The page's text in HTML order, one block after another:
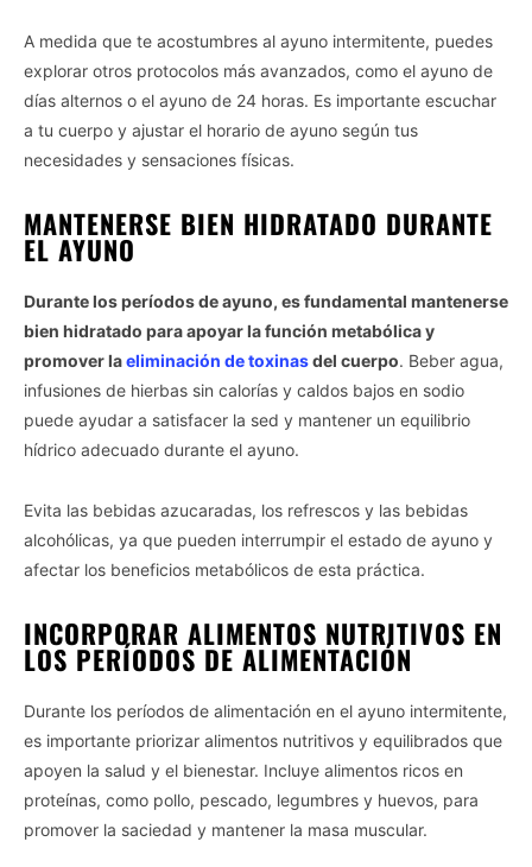
A medida que te acostumbres al ayuno intermitente, puedes
explorar otros protocolos más avanzados, como el ayuno de
días alternos o el ayuno de 24 horas. Es importante escuchar
a tu cuerpo y ajustar el horario de ayuno según tus
necesidades y sensaciones físicas.
MANTENERSE BIEN HIDRATADO DURANTE
EL AYUNO
Durante los períodos de ayuno, es fundamental mantenerse
bien hidratado para apoyar la función metabólica y
promover laeliminación de toxinasdel cuerpo. Beber agua,
infusiones de hierbas sin calorías y caldos bajos en sodio
puede ayudar a satisfacer la sed y mantener un equilibrio
hídrico adecuado durante el ayuno.
Evita las bebidas azucaradas, los refrescos y las bebidas
alcohólicas, ya que pueden interrumpir el estado de ayuno y
afectar los beneficios metabólicos de esta práctica.
INCORPORAR ALIMENTOS NUTRITIVOS EN
LOS PERÍODOS DE ALIMENTACIÓN
Durante los períodos de alimentación en el ayuno intermitente,
es importante priorizar alimentos nutritivos y equilibrados que
apoyen la salud y el bienestar. Incluye alimentos ricos en
proteínas, como pollo, pescado, legumbres y huevos, para
promover la saciedad y mantener la masa muscular.